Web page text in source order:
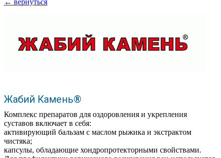
Жабий Камень®
Комплекс препаратов для оздоровления и укрепления
суставов включает в себя:
активирующий бальзам с маслом рыжика и экстрактом
чистяка;
капсулы, обладающие хондропротекторными свойствами.